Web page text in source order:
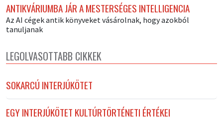
ANTIKVÁRIUMBA JÁR A MESTERSÉGES INTELLIGENCIA
Az AI cégek antik könyveket vásárolnak, hogy azokból
tanuljanak
LEGOLVASOTTABB CIKKEK
SOKARCÚ INTERJÚKÖTET
EGY INTERJÚKÖTET KULTÚRTÖRTÉNETI ÉRTÉKEI